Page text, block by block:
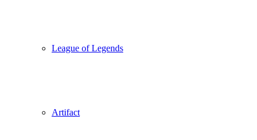
League of Legends
Artifact